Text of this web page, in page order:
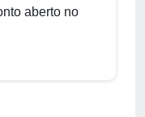
aberto no